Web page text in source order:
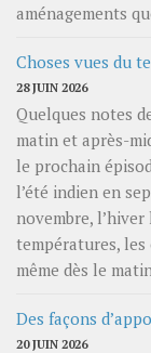
aménagements
Choses vues du
28 JUIN 2026
Quelques notes
matin et après-
le prochain
l’été indien en
novembre,
températures,
même dès le
Des façons
20 JUIN 2026